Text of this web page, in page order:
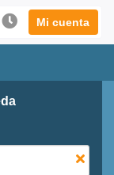
Mi cuenta